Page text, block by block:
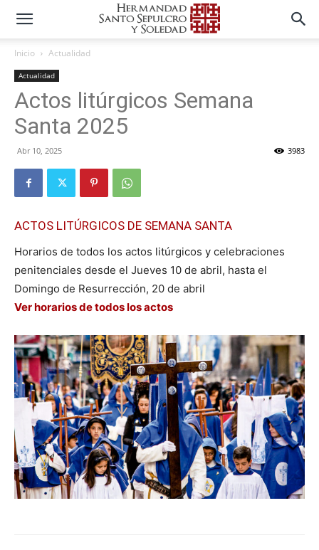
Inicio Actualidad
Actualidad
Actos litúrgicos Semana
Santa 2025
Abr 10, 2025 3983
ACTOS LITÚRGICOS DE SEMANA SANTA
Horarios de todos los actos litúrgicos y celebraciones
penitenciales desde el Jueves 10 de abril, hasta el
Domingo de Resurrección, 20 de abril
Ver horarios de todos los actos